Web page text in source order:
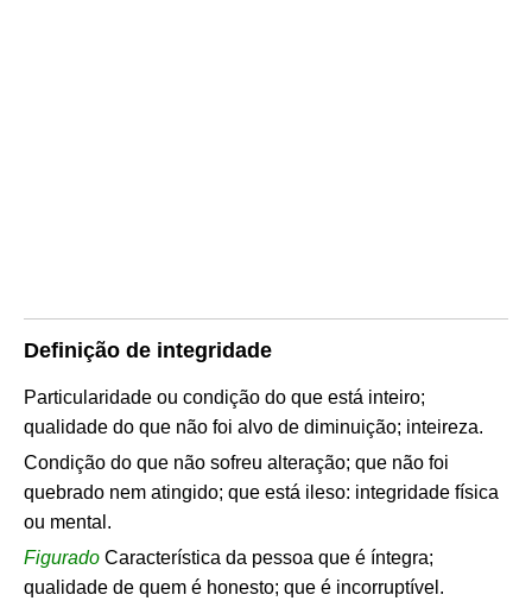
Definição de integridade
Particularidade ou condição do que está inteiro;
qualidade do que não foi alvo de diminuição; inteireza.
Condição do que não sofreu alteração; que não foi
quebrado nem atingido; que está ileso: integridade física
ou mental.
Figurado Característica da pessoa que é íntegra;
qualidade de quem é honesto; que é incorruptível.